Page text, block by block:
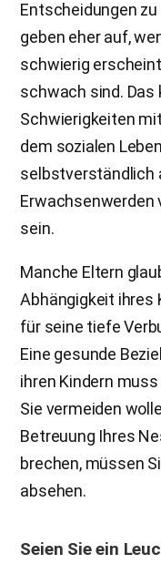
Entscheidungen
geben eher auf,
schwierig
schwach sind. Das
Schwierigkeiten
dem sozialen
selbstverständlich
Erwachsenwerden
sein.
Manche Eltern
Abhängigkeit ihres
für seine tiefe
Eine gesunde
ihren Kindern
Sie vermeiden
Betreuung Ihres
brechen, müssen
absehen.
Seien Sie ein